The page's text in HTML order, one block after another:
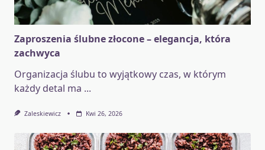
Zaproszenia ślubne złocone – elegancja, która
zachwyca
Organizacja ślubu to wyjątkowy czas, w którym
każdy detal ma ...
Zaleskiewicz Kwi 26, 2026